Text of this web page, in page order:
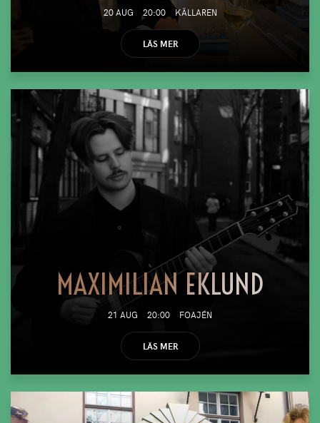
20 AUG 20:00 KÄLLAREN
LÄS MER
MAXIMILIAN EKLUND
21 AUG 20:00 FOAJÉN
LÄS MER